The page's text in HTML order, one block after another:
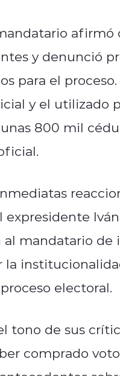
y denunció
para el
y el utilizado
800 mil
expresidente
mandatario
la
electoral.
tono de sus
comprado